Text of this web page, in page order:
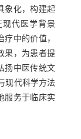
象化，构建起
现代医学背景
中的价值，
果，为患者提
扬中医传统文
现代科学方法
服务于临床实